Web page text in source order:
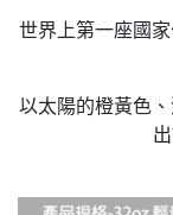
世界上第一座國
以太陽的橙黃色